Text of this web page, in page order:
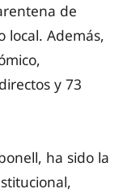
de
local. Además,
y 73
ha sido la